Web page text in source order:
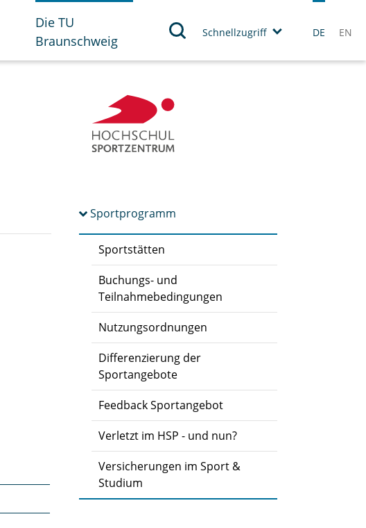
Die TU
Braunschweig
Schnellzugriff DE EN
Sportprogramm
Sportstätten
Buchungs- und
Teilnahmebedingungen
Nutzungsordnungen
Differenzierung der
Sportangebote
Feedback Sportangebot
Verletzt im HSP - und nun?
Versicherungen im Sport &
Studium